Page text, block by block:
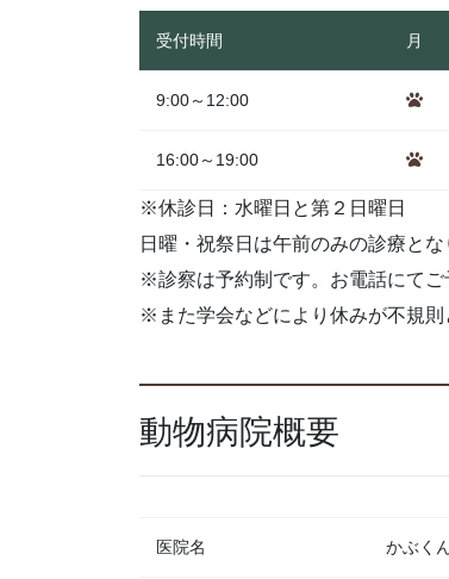
受付時間 月
9:00～12:00
16:00～19:00
※休診日：水曜日と第２日曜日
日曜・祝祭日は午前のみの診療とな
※診察は予約制です。お電話にて
※また学会などにより休みが不規則
動物病院概要
医院名 かぶく